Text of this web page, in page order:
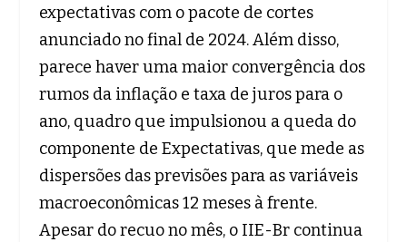
expectativas com o pacote de cortes
anunciado no final de 2024. Além disso,
parece haver uma maior convergência dos
rumos da inflação e taxa de juros para o
ano, quadro que impulsionou a queda do
componente de Expectativas, que mede as
dispersões das previsões para as variáveis
macroeconômicas 12 meses à frente.
Apesar do recuo no mês, o IIE-Br continua